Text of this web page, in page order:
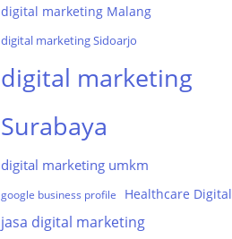
digital marketing Malang
digital marketing Sidoarjo
digital marketing
Surabaya
digital marketing umkm
google business profile Healthcare Digital
jasa digital marketing